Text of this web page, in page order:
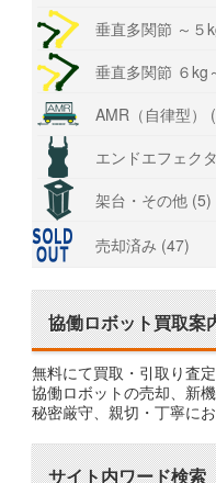
垂直多関節 ～５
垂直多関節 ６kg
AMR（自律型）
エンドエフェク
架台・その他 (5)
売却済み (47)
協働ロボット買取案
無料にて買取・引取り査
協働ロボットの売却、新
秘密厳守、親切・丁寧にお
サイト内ワード検索